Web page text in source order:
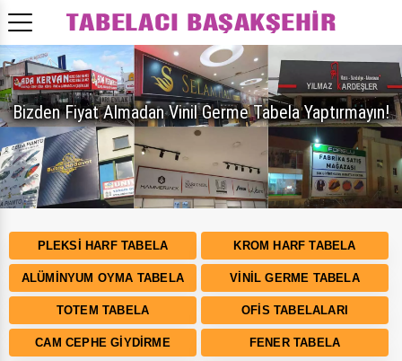
Bizden Fiyat Almadan Vinil Germe Tabela Yaptırmayın!
PLEKSI HARF TABELA KROM HARF TABELA
ALÜMINYUM OYMA TABELA VINIL GERME TABELA
TOTEM TABELA OFIS TABELALARI
CAM CEPHE GIYDIRME FENER TABELA